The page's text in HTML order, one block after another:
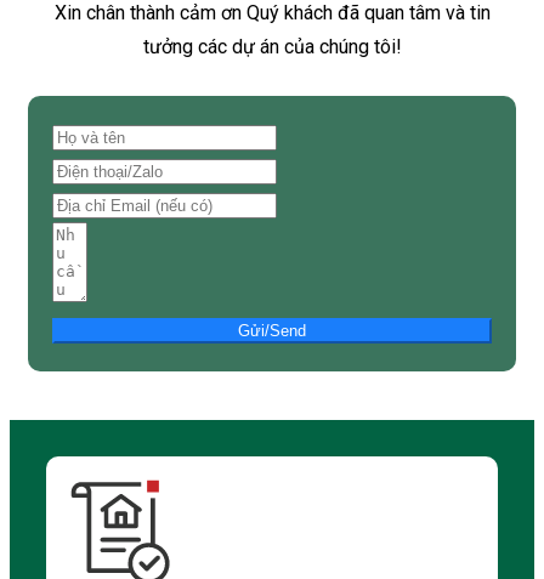
Xin chân thành cảm ơn Quý khách đã quan tâm và tin
tưởng các dự án của chúng tôi!
Gửi/Send